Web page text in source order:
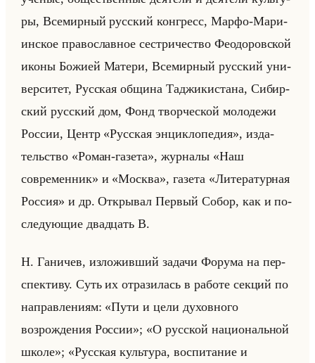
ры, Все­мир­ный рус­ский кон­гресс, Марфо-Ма­ри­
ин­ское пра­во­слав­ное сест­ри­че­ство Фе­одо­ров­ской
иконы Бо­жи­ей Ма­те­ри, Все­мир­ный рус­ский уни­
вер­си­тет, Рус­ская об­щи­на Та­джи­ки­ста­на, Си­бир­
ский рус­ский дом, Фонд твор­че­ской мо­ло­де­жи
Рос­сии, Центр «Русская энциклопедия», из­да­
тельство «Роман-газета», жур­на­лы «Наш
современник» и «Москва», га­зе­та «Литературная
Россия» и др. От­кры­вал Пер­вый Собор, как и по­
сле­ду­ющие два­дцать В.
Н. Га­ни­чев, из­ло­жив­ший за­да­чи Фо­ру­ма на пер­
спек­ти­ву. Суть их от­ра­зи­лась в ра­бо­те сек­ций по
на­прав­ле­ни­ям: «Пути и цели духовного
возрождения России»; «О русской национальной
школе»; «Русская культура, воспитание и